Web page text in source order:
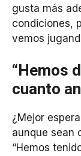
gusta más
condiciones,
vemos
“Hemos
cuanto
¿Mejor
aunque sean
“Hemos